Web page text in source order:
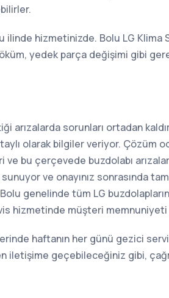
hizmetinizde. Bolu LG Klima
yedek parça değişimi gibi
arızalarda sorunları ortadan
olarak bilgiler veriyor. Çözüm
ve bu çerçevede buzdolabı
ve onayınız sonrasında
genelinde tüm LG
hizmetinde müşteri
haftanın her günü gezici
iletişime geçebileceğiniz gibi,